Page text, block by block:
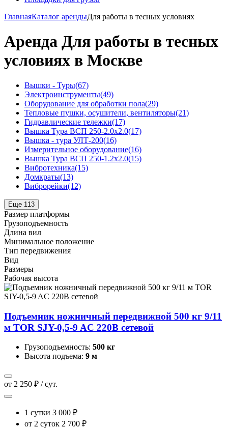
ГлавнаяКаталог арендыДля работы в тесных условиях
Аренда Для работы в тесных
условиях в Москве
Вышки - Туры(67)
Электроинструменты(49)
Оборудование для обработки пола(29)
Тепловые пушки, осушители, вентиляторы(21)
Гидравлические тележки(17)
Вышка Тура ВСП 250-2.0x2.0(17)
Вышка - тура УЛТ-200(16)
Измерительное оборудование(16)
Вышка Тура ВСП 250-1.2x2.0(15)
Вибротехника(15)
Домкраты(13)
Виброрейки(12)
Еще 113
Размер платформы
Грузоподъемность
Длина вил
Минимальное положение
Тип передвижения
Вид
Размеры
Рабочая высота
Подъемник ножничный передвижной 500 кг 9/11
м TOR SJY-0,5-9 AC 220В сетевой
Грузоподъемность: 500 кг
Высота подъема: 9 м
от 2 250 ₽ / сут.
1 сутки 3 000 ₽
от 2 суток 2 700 ₽